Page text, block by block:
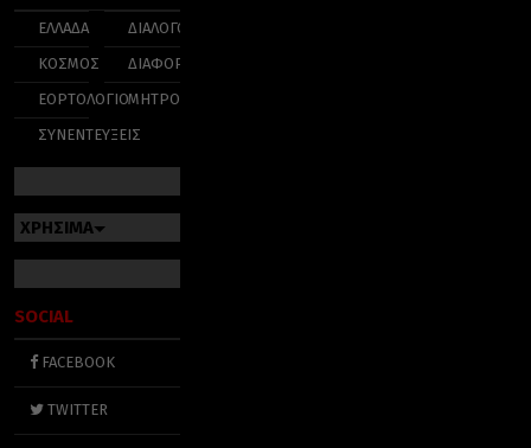
ΕΛΛΑΔΑ
ΚΟΣΜΟΣ
ΕΟΡΤΟΛΟΓΙΟ
ΣΥΝΕΝΤΕΥΞΕΙΣ
ΔΙΑΛΟΓΟΣ
ΔΙΑΦΟΡΑ
ΜΗΤΡΟΠΟΛΕΙΣ
ΧΡΗΣΙΜΑ
SOCIAL
FACEBOOK
TWITTER